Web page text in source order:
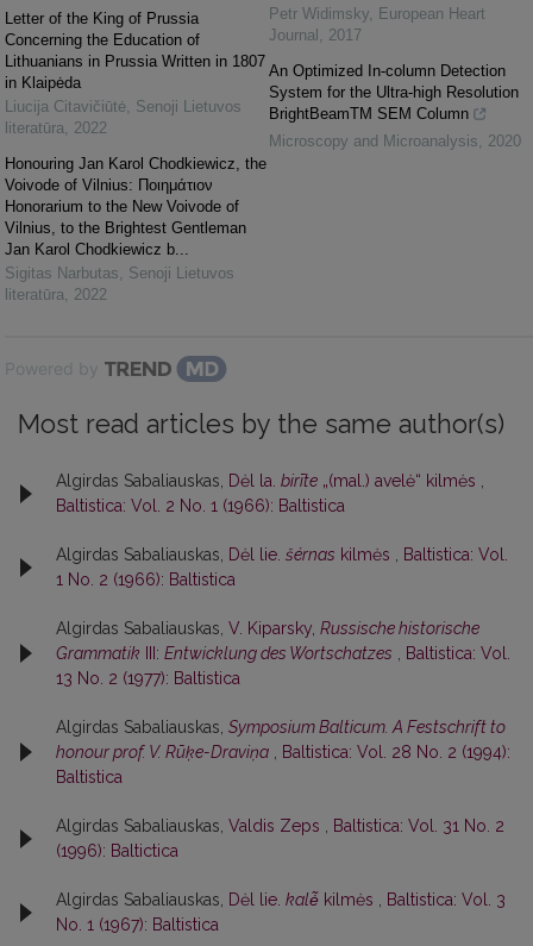
Letter of the King of Prussia
Concerning the Education of
Lithuanians in Prussia Written in 1807
in Klaipėda
Liucija Citavičiūtė Senoji Lietuvos
literatūra
2022
Honouring Jan Karol Chodkiewicz, the
Voivode of Vilnius: Ποιημάτιον
Honorarium to the New Voivode of
Vilnius, to the Brightest Gentleman
Jan Karol Chodkiewicz b...
Sigitas Narbutas
Senoji Lietuvos
literatūra
2022
Petr Widimsky European Heart
Journal
2017
An Optimized In-column Detection
System for the Ultra-high Resolution
BrightBeamTM SEM Column
Microscopy and Microanalysis
2020
Powered by
Most read articles by the same author(s)
Algirdas Sabaliauskas, Dėl la. birīte „(mal.) avelė“ kilmės
Baltistica: Vol. 2 No. 1 (1966): Baltistica
Algirdas Sabaliauskas, Dėl lie. šérnas kilmės
Baltistica: Vol.
1 No. 2 (1966): Baltistica
Algirdas Sabaliauskas, V. Kiparsky, Russische historische
Grammatik III: Entwicklung des Wortschatzes
Baltistica: Vol.
13 No. 2 (1977): Baltistica
Algirdas Sabaliauskas, Symposium Balticum. A Festschrift to
honour prof. V. Rūķe-Draviņa
Baltistica: Vol. 28 No. 2 (1994):
Baltistica
Algirdas Sabaliauskas, Valdis Zeps
Baltistica: Vol. 31 No. 2
(1996): Baltictica
Algirdas Sabaliauskas, Dėl lie. kalė̃ kilmės
Baltistica: Vol. 3
No. 1 (1967): Baltistica